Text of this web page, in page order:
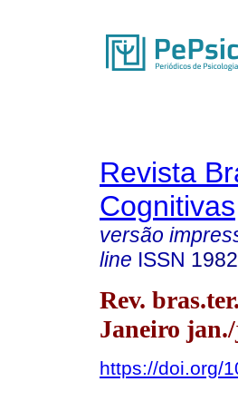
Revista
Cognitivas
versão
line ISSN
Rev.
Janeiro
https://doi.org/